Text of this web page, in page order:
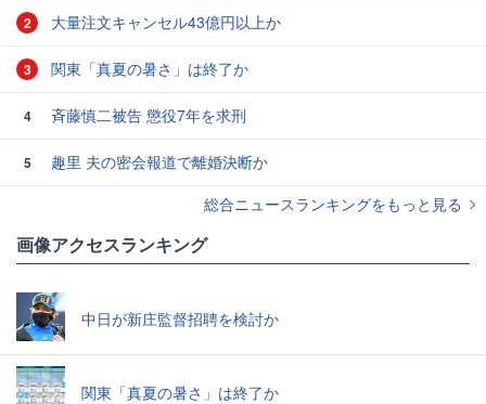
2 大量注文キャンセル43億円以上か
3 関東「真夏の暑さ」は終了か
4 斉藤慎二被告 懲役7年を求刑
5
趣里 夫の密会報道で離婚決断か
総合ニュースランキングをもっと見る
画像アクセスランキング
中日が新庄監督招聘を検討か
関東「真夏の暑さ」は終了か